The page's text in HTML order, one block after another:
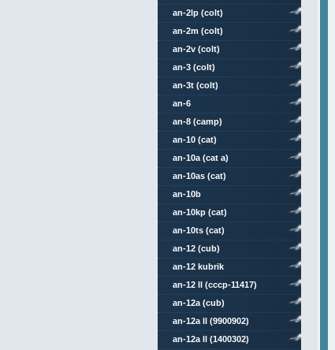
an-2lp (colt)
an-2m (colt)
an-2v (colt)
an-3 (colt)
an-3t (colt)
an-6
an-8 (camp)
an-10 (cat)
an-10a (cat a)
an-10as (cat)
an-10b
an-10kp (cat)
an-10ts (cat)
an-12 (cub)
an-12 kubrik
an-12 ll (cccp-11417)
an-12a (cub)
an-12a ll (9900902)
an-12a ll (1400302)